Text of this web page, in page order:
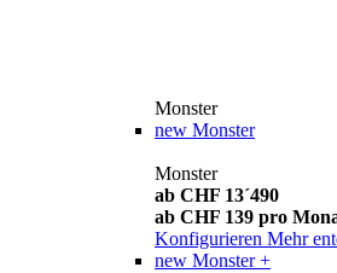
Monster
new Monster
Monster
ab CHF 13´490
ab CHF 139 pro
Konfigurieren Mehr
new Monster +